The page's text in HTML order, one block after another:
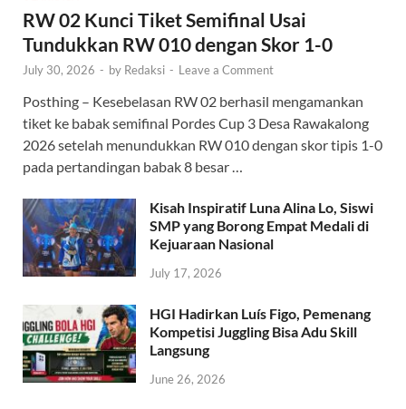
RW 02 Kunci Tiket Semifinal Usai
Tundukkan RW 010 dengan Skor 1-0
July 30, 2026 - by Redaksi - Leave a Comment
Posthing – Kesebelasan RW 02 berhasil mengamankan
tiket ke babak semifinal Pordes Cup 3 Desa Rawakalong
2026 setelah menundukkan RW 010 dengan skor tipis 1-0
pada pertandingan babak 8 besar …
Kisah Inspiratif Luna Alina Lo, Siswi
SMP yang Borong Empat Medali di
Kejuaraan Nasional
July 17, 2026
HGI Hadirkan Luís Figo, Pemenang
Kompetisi Juggling Bisa Adu Skill
Langsung
June 26, 2026